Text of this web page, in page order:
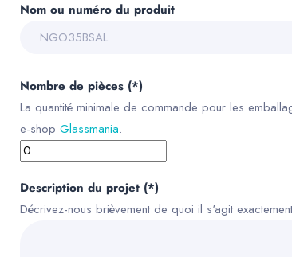
Nom ou numéro du produit
Nombre de pièces (*)
La quantité minimale de commande pour les
e-shop Glassmania.
Description du projet (*)
Décrivez-nous brièvement de quoi il s'agit